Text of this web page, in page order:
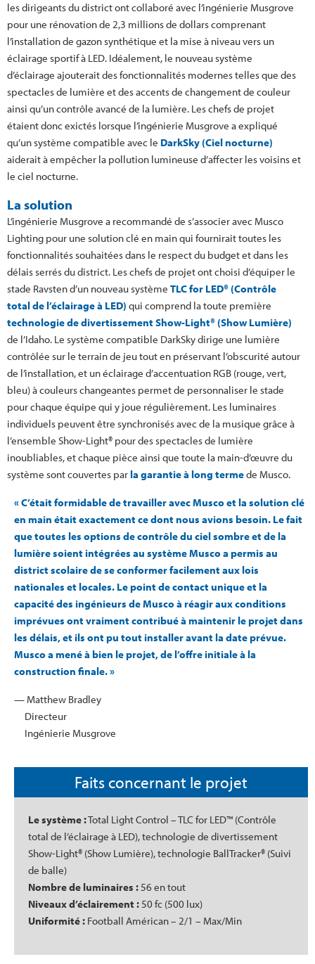
les dirigeants du district ont collaboré avec l’ingénierie Musgrove
pour une rénovation de 2,3 millions de dollars comprenant
l’installation de gazon synthétique et la mise à niveau vers un
éclairage sportif à LED. Idéalement, le nouveau système
d’éclairage ajouterait des fonctionnalités modernes telles que des
spectacles de lumière et des accents de changement de couleur
ainsi qu’un contrôle avancé de la lumière. Les chefs de projet
étaient donc exictés lorsque l’ingénierie Musgrove a expliqué
qu’un système compatible avec le DarkSky (Ciel nocturne)
aiderait à empêcher la pollution lumineuse d’affecter les voisins et
le ciel nocturne.
La solution
L’ingénierie Musgrove a recommandé de s’associer avec Musco
Lighting pour une solution clé en main qui fournirait toutes les
fonctionnalités souhaitées dans le respect du budget et dans les
délais serrés du district. Les chefs de projet ont choisi d’équiper le
stade Ravsten d’un nouveau système TLC for LED® (Contrôle
total de l’éclairage à LED) qui comprend la toute première
technologie de divertissement Show-Light® (Show Lumière)
de l’Idaho. Le système compatible DarkSky dirige une lumière
contrôlée sur le terrain de jeu tout en préservant l’obscurité autour
de l’installation, et un éclairage d’accentuation RGB (rouge, vert,
bleu) à couleurs changeantes permet de personnaliser le stade
pour chaque équipe qui y joue régulièrement. Les luminaires
individuels peuvent être synchronisés avec de la musique grâce à
l’ensemble Show-Light® pour des spectacles de lumière
inoubliables, et chaque pièce ainsi que toute la main-d’œuvre du
système sont couvertes par la garantie à long termede Musco.
« C’était formidable de travailler avec Musco et la solution clé
en main était exactement ce dont nous avions besoin. Le fait
que toutes les options de contrôle du ciel sombre et de la
lumière soient intégrées au système Musco a permis au
district scolaire de se conformer facilement aux lois
nationales et locales. Le point de contact unique et la
capacité des ingénieurs de Musco à réagir aux conditions
imprévues ont vraiment contribué à maintenir le projet dans
les délais, et ils ont pu tout installer avant la date prévue.
Musco a mené à bien le projet, de l’offre initiale à la
construction finale. »
— Matthew Bradley
Directeur
Ingénierie Musgrove
Faits concernant le projet
Le système :Total Light Control – TLC for LED™ (Contrôle
total de l’éclairage à LED), technologie de divertissement
Show-Light® (Show Lumière), technologie BallTracker® (Suivi
de balle)
Nombre de luminaires :56 en tout
Niveaux d’éclairement :50 fc (500 lux)
Uniformité : Football Américan – 2/1 – Max/Min